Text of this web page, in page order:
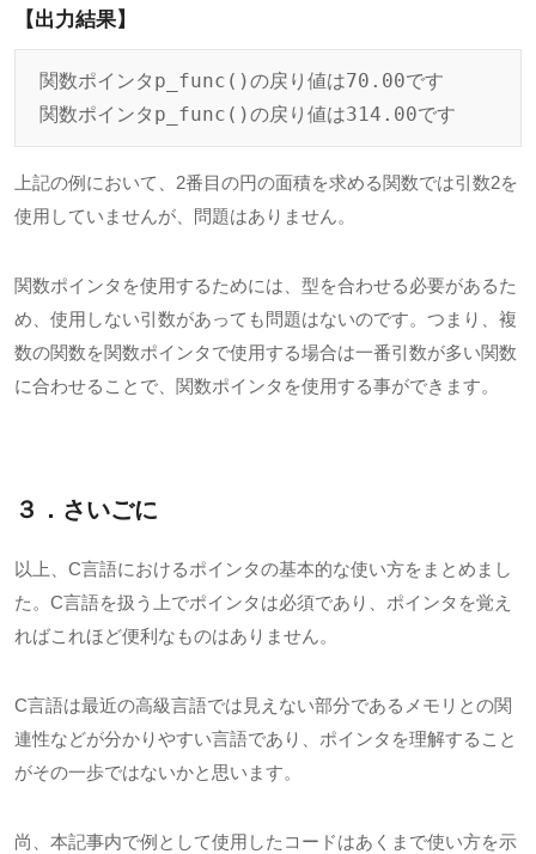
【出力結果】
関数ポインタp_func()の戻り値は70.00です
関数ポインタp_func()の戻り値は314.00です
上記の例において、2番目の円の面積を求める関数では引数2を
使用していませんが、問題はありません。
関数ポインタを使用するためには、型を合わせる必要があるた
め、使用しない引数があっても問題はないのです。つまり、複
数の関数を関数ポインタで使用する場合は一番引数が多い関数
に合わせることで、関数ポインタを使用する事ができます。
３．さいごに
以上、C言語におけるポインタの基本的な使い方をまとめまし
た。C言語を扱う上でポインタは必須であり、ポインタを覚え
ればこれほど便利なものはありません。
C言語は最近の高級言語では見えない部分であるメモリとの関
連性などが分かりやすい言語であり、ポインタを理解すること
がその一歩ではないかと思います。
尚、本記事内で例として使用したコードはあくまで使い方を示